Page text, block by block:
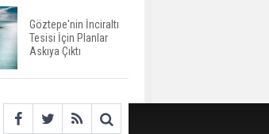
Konut Satışları Güçlü
Seyrini Korudu Yabancıya
Satış Geriledi
Göztepe'nin İnciraltı
Tesisi İçin Planlar
Askıya Çıktı